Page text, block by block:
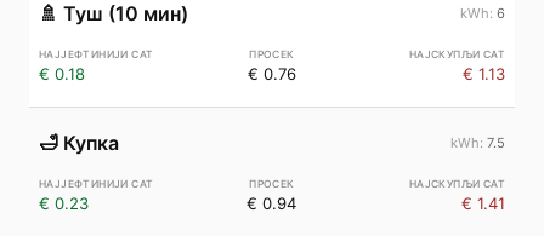
🚿 Туш (10 мин) 6
€ 0.18 € 0.76 € 1.13
🛁 Купка 7.5
€ 0.23 € 0.94 € 1.41